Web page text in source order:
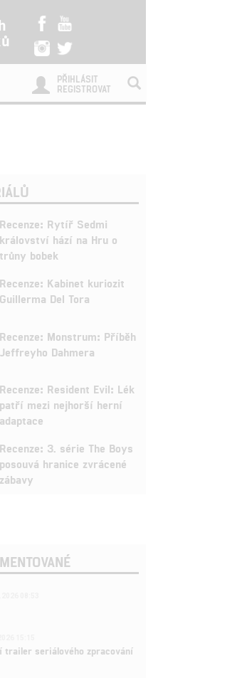
PŘIHLÁSIT
REGISTROVAT
Recenze: Rytíř Sedmi
království hází na Hru o
trůny bobek
Recenze: Kabinet kuriozit
Guillerma Del Tora
Recenze: Monstrum: Příběh
Jeffreyho Dahmera
Recenze: Resident Evil: Lék
patří mezi nejhorší herní
adaptace
Recenze: 3. série The Boys
posouvá hranice zvrácené
zábavy
trailer seriálového zpracování